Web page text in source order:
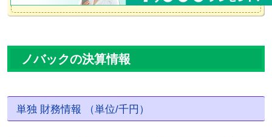
ノバックの決算情報
単独 財務情報 （単位/千円）